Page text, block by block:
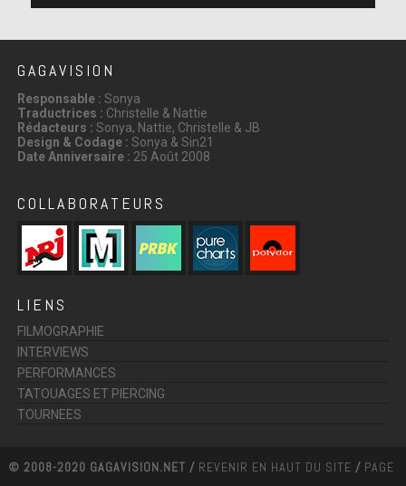
GAGAVISION
Responsable : Sonya
Traductrices : Christelle & Nattie
Rédacteurs : Sonya, Nattie, Christelle & JB
Design & Codage : Sonya & Sin21
Date Anniversaire : 25 Août 2008
COLLABORATEURS
LIENS
FILMOGRAPHIE
INTERVIEWS
PERFORMANCES
TATOUAGES ET PIERCING
TOURNEES
© 2008-2020 GAGAVISION.NET / REVENIR EN HAUT DU SITE / PAGE